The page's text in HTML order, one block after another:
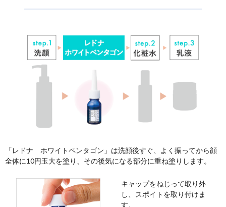
生をブロッ
シミができる5つの原因に直接